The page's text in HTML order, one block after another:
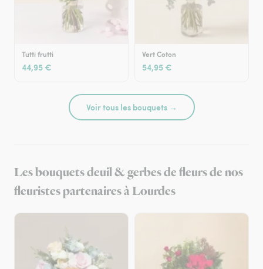
Tutti frutti
44,95 €
Vert Coton
54,95 €
Voir tous les bouquets →
Les bouquets deuil & gerbes de fleurs de nos
fleuristes partenaires à Lourdes